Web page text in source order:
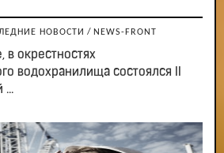
НОВОСТИ / NEWS-FRONT
в окрестностях
водохранилища состоялся II
...